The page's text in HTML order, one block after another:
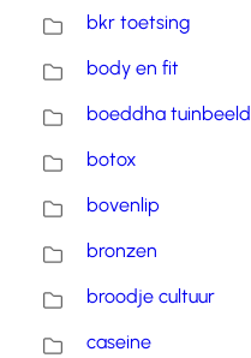
bkr toetsing
body en fit
boeddha tuinbeeld
botox
bovenlip
bronzen
broodje cultuur
caseine